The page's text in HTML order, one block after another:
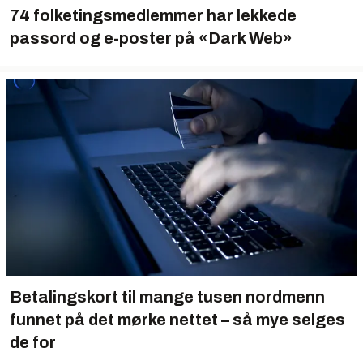
74 folketingsmedlemmer har lekkede
passord og e-poster på «Dark Web»
Betalingskort til mange tusen nordmenn
funnet på det mørke nettet – så mye selges
de for